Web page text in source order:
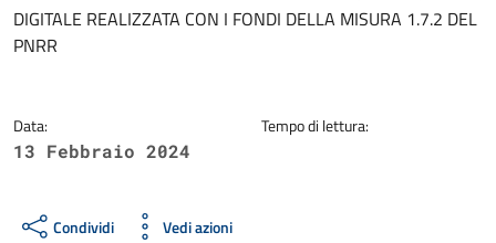
DIGITALE REALIZZATA CON I FONDI DELLA MISURA 1.7.2 DEL
PNRR
Data:
13 Febbraio 2024
Tempo di lettura:
Condividi Vedi azioni